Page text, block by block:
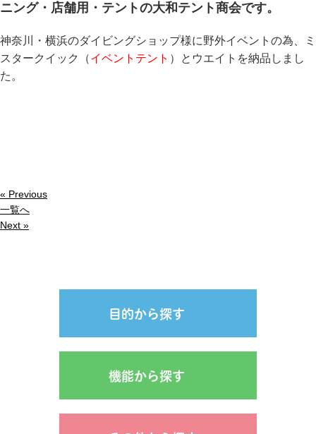
ニング・店舗用・テントの大和テント商会です。
神奈川・横浜のダイビングショップ様に野外イベントの為、ミ
スタークイック（イベントテント ）とウエイトを納品しまし
た。
« Previous
一覧へ
Next »
目的から探す
機能から探す